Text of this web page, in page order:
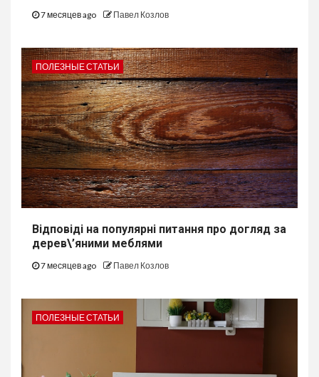
7 месяцев ago Павел Козлов
ПОЛЕЗНЫЕ СТАТЬИ
Відповіді на популярні питання про догляд за
дерев\’яними меблями
7 месяцев ago Павел Козлов
ПОЛЕЗНЫЕ СТАТЬИ